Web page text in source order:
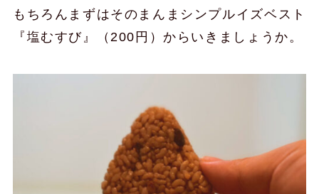
もちろんまずはそのまんまシンプルイズベスト
『塩むすび』（200円）からいきましょうか。